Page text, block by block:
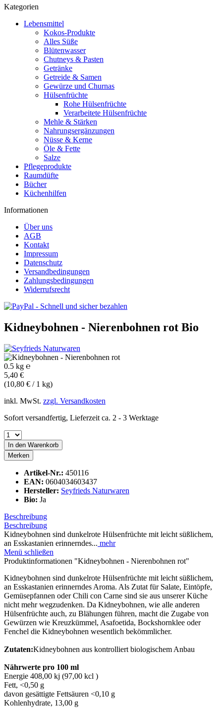
Kategorien
Lebensmittel
Kokos-Produkte
Alles Süße
Blütenwasser
Chutneys & Pasten
Getränke
Getreide & Samen
Gewürze und Churnas
Hülsenfrüchte
Rohe Hülsenfrüchte
Verarbeitete Hülsenfrüchte
Mehle & Stärken
Nahrungsergänzungen
Nüsse & Kerne
Öle & Fette
Salze
Pflegeprodukte
Raumdüfte
Bücher
Küchenhilfen
Informationen
Über uns
AGB
Kontakt
Impressum
Datenschutz
Versandbedingungen
Zahlungsbedingungen
Widerrufsrecht
Kidneybohnen - Nierenbohnen rot Bio
0.5 kg ℮
5,40 €
(10,80 € / 1 kg)
inkl. MwSt. zzgl. Versandkosten
Sofort versandfertig, Lieferzeit ca. 2 - 3 Werktage
In den Warenkorb
Merken
Artikel-Nr.: 450116
EAN: 0604034603437
Hersteller: Seyfrieds Naturwaren
Bio: Ja
Beschreibung
Beschreibung
Kidneybohnen sind dunkelrote Hülsenfrüchte mit leicht süßlichem,
an Esskastanien erinnerndes... mehr
Menü schließen
Produktinformationen "Kidneybohnen - Nierenbohnen rot"
Kidneybohnen sind dunkelrote Hülsenfrüchte mit leicht süßlichem,
an Esskastanien erinnerndes Aroma. Als Zutat für Salate, Eintöpfe,
Gemüsepfannen oder Chili con Carne sind sie aus unserer Küche
nicht mehr wegzudenken. Da Kidneybohnen, wie alle anderen
Hülsenfrüchte auch, zu Blähungen führen, macht die Zugabe von
Gewürzen wie Kreuzkümmel, Asafoetida, Bockshornklee oder
Fenchel die Kidneybohnen wesentlich bekömmlicher.
Zutaten:Kidneybohnen aus kontrolliert biologischem Anbau
Nährwerte pro 100 ml
Energie 408,00 kj (97,00 kcl )
Fett, <0,50 g
davon gesättigte Fettsäuren <0,10 g
Kohlenhydrate, 13,00 g